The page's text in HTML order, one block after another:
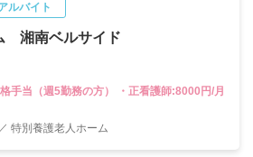
ルバイト
湘南ベルサイド
特別養護老人ホーム